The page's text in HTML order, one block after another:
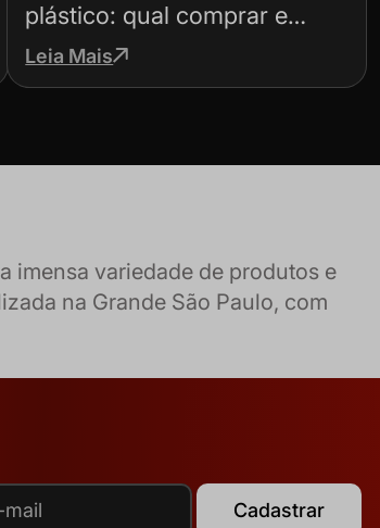
plástico: qual comprar e
como escolher
Leia Mais
imensa variedade de produtos e
na Grande São Paulo, com
Cadastrar